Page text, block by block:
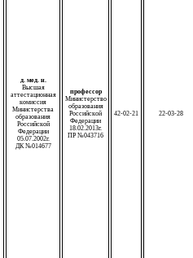
д. мед. н.
Высшая
аттестационная
комиссия
Министерства
образования
Российской
Федерации
05.07.2002г.
ДК №014677
профессор
Министерство
образования
Российской
Федерации
18.02.2013г.
ПР №043716
42-02-21 22-03-28